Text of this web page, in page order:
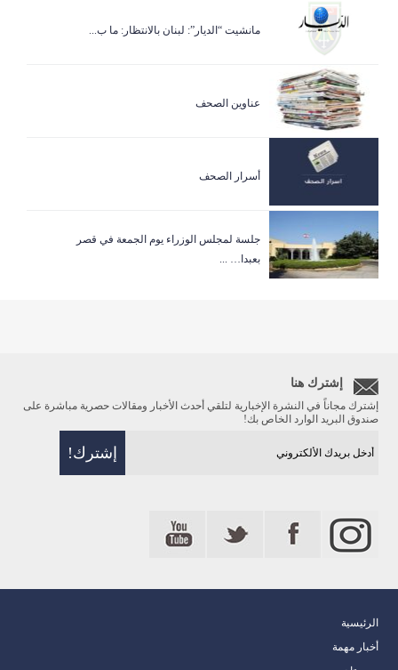
مانشيت “الديار”: لبنان بالانتظار: ما ب...
عناوين الصحف
أسرار الصحف
جلسة لمجلس الوزراء يوم الجمعة في قصر
بعبدا… ...
إشترك هنا
إشترك مجاناً في النشرة الإخبارية لتلقي أحدث الأخبار ومقالات حصرية مباشرة على
صندوق البريد الوارد الخاص بك!
الرئيسية
أخبار مهمة